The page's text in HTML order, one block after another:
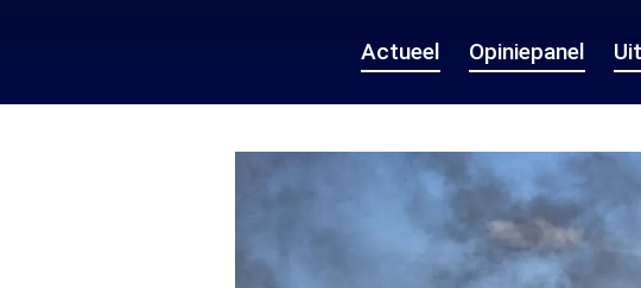
Actueel Opiniepanel